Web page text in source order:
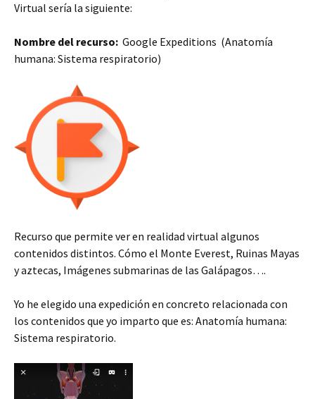
Virtual sería la siguiente:
Nombre del recurso: Google Expeditions (Anatomía
humana: Sistema respiratorio)
Recurso que permite ver en realidad virtual algunos
contenidos distintos. Cómo el Monte Everest, Ruinas Mayas
y aztecas, Imágenes submarinas de las Galápagos….
Yo he elegido una expedición en concreto relacionada con
los contenidos que yo imparto que es: Anatomía humana:
Sistema respiratorio.